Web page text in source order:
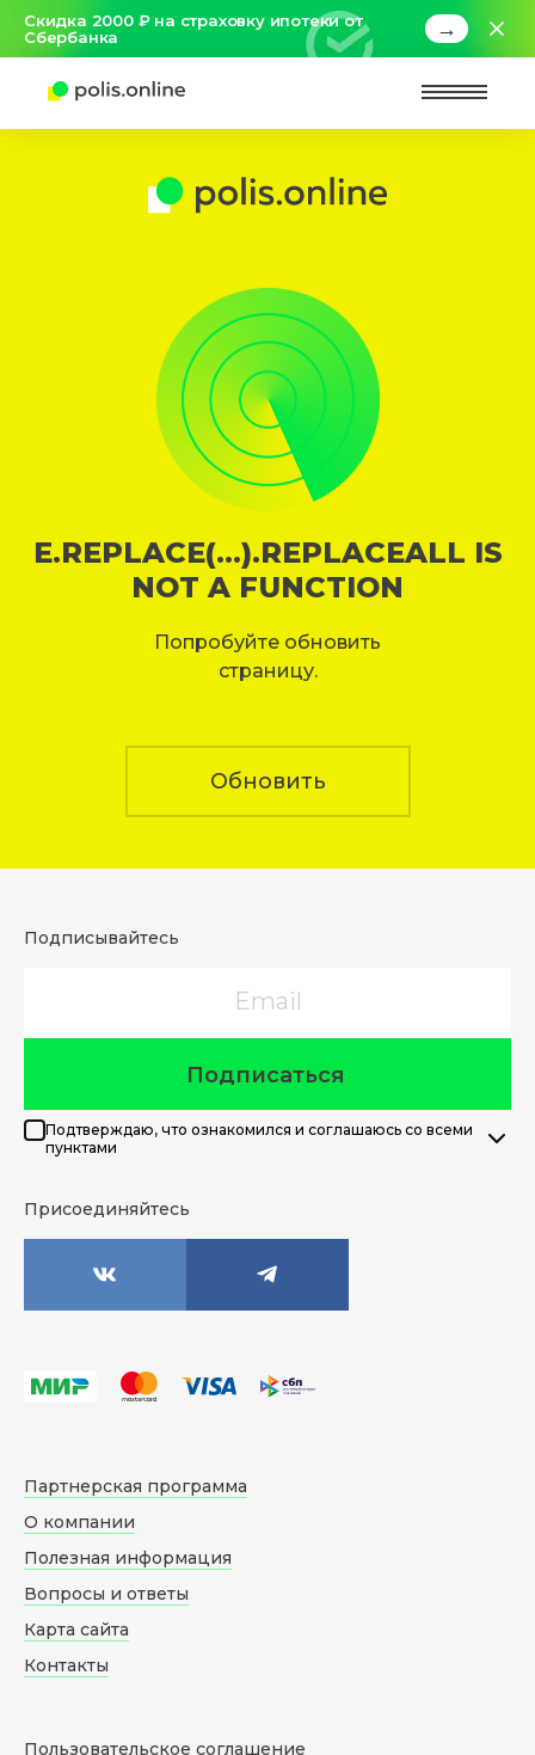
Скидка 2000 ₽ на страховку ипотеки от
Сбербанка
→
E.REPLACE(...).REPLACEALL IS
NOT A FUNCTION
Попробуйте обновить
страницу.
Обновить
Подписывайтесь
Подписаться
Подтверждаю, что ознакомился и соглашаюсь со всеми
пунктами
Присоединяйтесь
Партнерская программа
О компании
Полезная информация
Вопросы и ответы
Карта сайта
Контакты
Пользовательское соглашение